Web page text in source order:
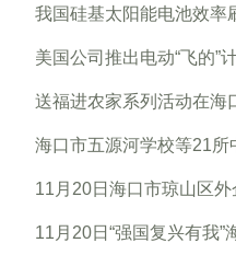
我国硅基太阳能电池效率
美国公司推出电动“飞的”
送福进农家系列活动在海
海口市五源河学校等21所
11月20日海口市琼山区
11月20日“强国复兴有我”